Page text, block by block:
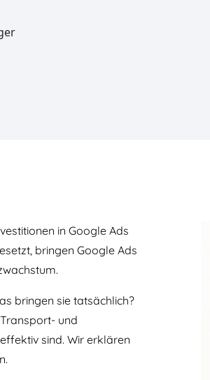
in Google Ads
bringen Google Ads
bringen sie tatsächlich?
und
sind. Wir erklären